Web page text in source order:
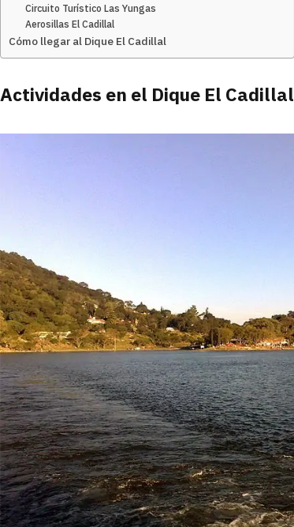
Circuito Turístico Las Yungas
Aerosillas El Cadillal
Cómo llegar al Dique El Cadillal
Actividades en el Dique El Cadillal